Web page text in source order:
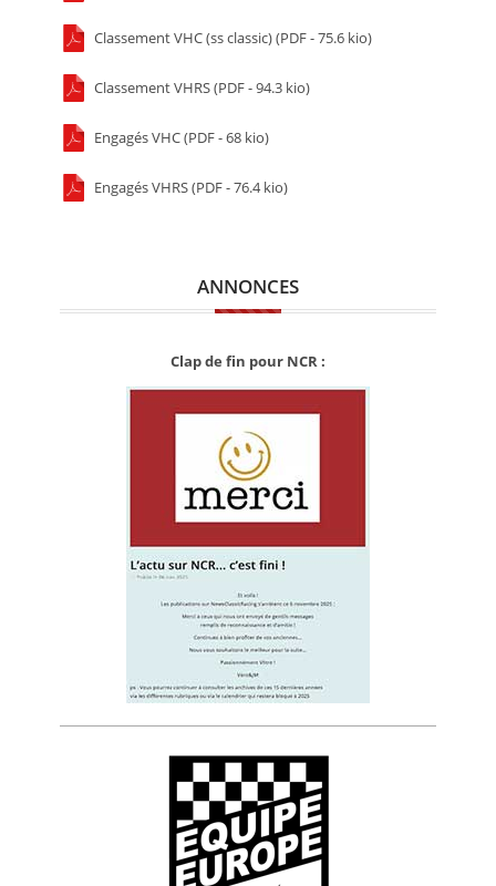
Classement VHC (ss classic) (PDF - 75.6 kio)
Classement VHRS (PDF - 94.3 kio)
Engagés VHC (PDF - 68 kio)
Engagés VHRS (PDF - 76.4 kio)
ANNONCES
Clap de fin pour NCR :